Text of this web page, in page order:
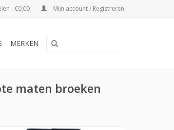
- €0,00 Mijn account / Registreren
MERKEN
maten broeken